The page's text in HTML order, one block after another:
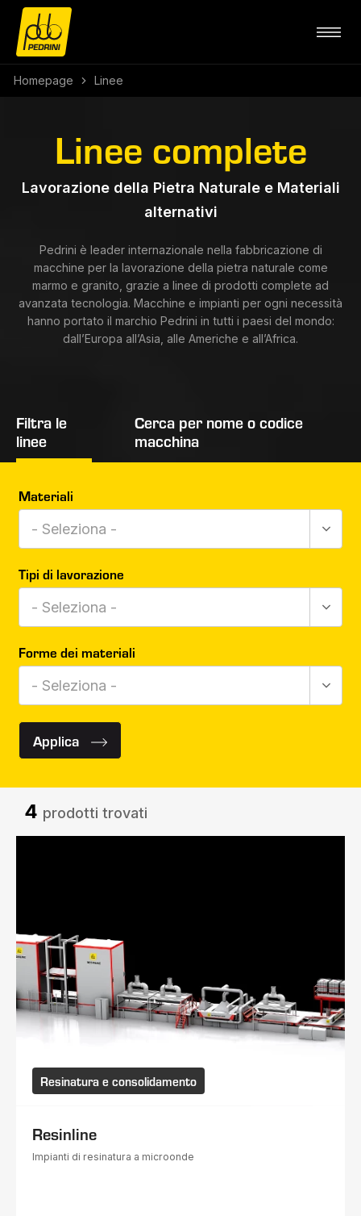
Homepage Linee
Linee complete
Lavorazione della Pietra Naturale e Materiali
alternativi
Pedrini è leader internazionale nella fabbricazione di
macchine per la lavorazione della pietra naturale come
marmo e granito, grazie a linee di prodotti complete ad
avanzata tecnologia. Macchine e impianti per ogni necessità
hanno portato il marchio Pedrini in tutti i paesi del mondo:
dall’Europa all’Asia, alle Americhe e all’Africa.
Filtra le
linee
Cerca per nome o codice
macchina
Materiali
- Seleziona -
Tipi di lavorazione
- Seleziona -
Forme dei materiali
- Seleziona -
Applica
4 prodotti trovati
Resinatura e consolidamento
Resinline
Impianti di resinatura a microonde